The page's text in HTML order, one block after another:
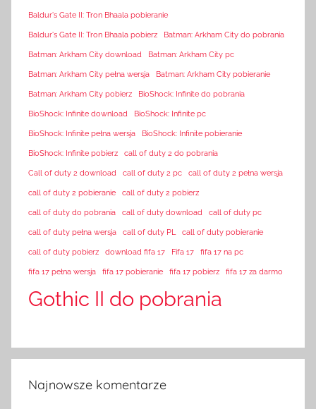
Baldur's Gate II: Tron Bhaala pobieranie
Baldur's Gate II: Tron Bhaala pobierz Batman: Arkham City do pobrania
Batman: Arkham City download Batman: Arkham City pc
Batman: Arkham City pełna wersja Batman: Arkham City pobieranie
Batman: Arkham City pobierz BioShock: Infinite do pobrania
BioShock: Infinite download BioShock: Infinite pc
BioShock: Infinite pełna wersja BioShock: Infinite pobieranie
BioShock: Infinite pobierz call of duty 2 do pobrania
Call of duty 2 download call of duty 2 pc call of duty 2 pełna wersja
call of duty 2 pobieranie call of duty 2 pobierz
call of duty do pobrania call of duty download call of duty pc
call of duty pełna wersja call of duty PL call of duty pobieranie
call of duty pobierz download fifa 17 Fifa 17 fifa 17 na pc
fifa 17 pełna wersja fifa 17 pobieranie fifa 17 pobierz fifa 17 za darmo
Gothic II do pobrania
Najnowsze komentarze